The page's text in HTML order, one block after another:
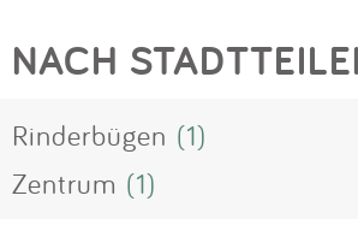
NACH
Rinderbügen (1)
Zentrum (1)